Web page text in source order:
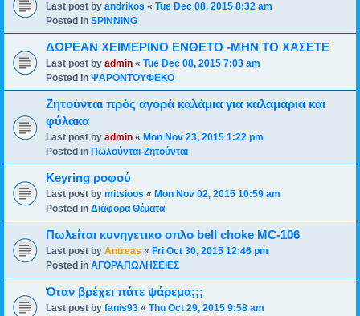
Last post by andrikos « Tue Dec 08, 2015 8:32 am
Posted in SPINNING
ΔΩΡΕΑΝ ΧΕΙΜΕΡΙΝΟ ΕΝΘΕΤΟ -ΜΗΝ ΤΟ ΧΑΣΕΤΕ
Last post by admin « Tue Dec 08, 2015 7:03 am
Posted in ΨΑΡΟΝΤΟΥΦΕΚΟ
Ζητούνται πρός αγορά καλάμια για καλαμάρια και
φύλακα
Last post by admin « Mon Nov 23, 2015 1:22 pm
Posted in Πωλούνται-Ζητούνται
Keyring ροφού
Last post by mitsioos « Mon Nov 02, 2015 10:59 am
Posted in Διάφορα Θέματα
Πωλείται κυνηγετικο οπλο bell choke MC-106
Last post by Antreas « Fri Oct 30, 2015 12:46 pm
Posted in ΑΓΟΡΑΠΩΛΗΣΕΙΕΣ
Όταν βρέχει πάτε ψάρεμα;;;
Last post by fanis93 « Thu Oct 29, 2015 9:58 am